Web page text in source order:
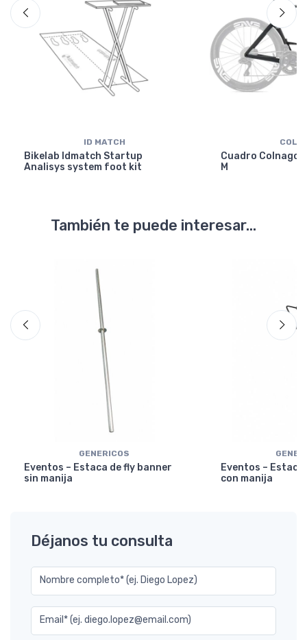
ID MATCH
Bikelab Idmatch Startup
Analisys system foot kit
Cuadro Colnago
M
También te puede interesar...
GENERICOS
Eventos – Estaca de fly banner
sin manija
Eventos –
con manija
Déjanos tu consulta
Nombre completo* (ej. Diego Lopez)
Email* (ej. diego.lopez@email.com)